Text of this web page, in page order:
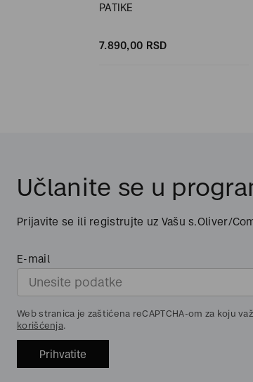
PATIKE
7.890,00 RSD
Učlanite se u
Prijavite se ili registrujte uz Vašu s.Oliver/
E-mail
Web stranica je zaštićena reCAPTCHA-om za koju
korišćenja.
Prihvatite